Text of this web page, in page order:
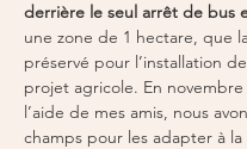
derrière le seul arrêt de bus
une zone de 1 hectare, que
préservé pour l’installation
projet agricole. En novembre
l’aide de mes amis, nous
champs pour les adapter à